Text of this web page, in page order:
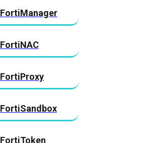
FortiManager
FortiNAC
FortiProxy
FortiSandbox
FortiToken